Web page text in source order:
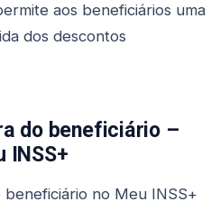
aos beneficiários uma
dos descontos
do beneficiário –
INSS+
beneficiário no Meu INSS+